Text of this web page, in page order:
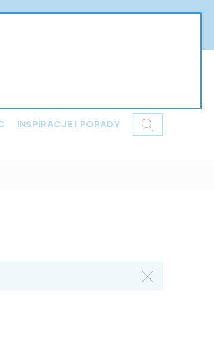
sklepie online będą przyjmowane
za Państwa wyrozumiałość .
INSPIRACJE I PORADY